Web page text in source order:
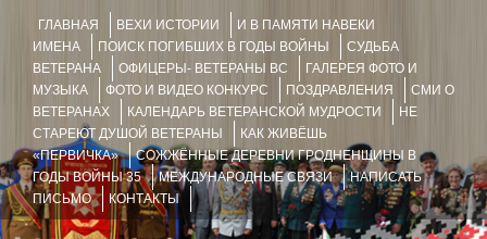
ГЛАВНАЯ ВЕХИ ИСТОРИИ
И В ПАМЯТИ НАВЕКИ
ИМЕНА
ПОИСК ПОГИБШИХ В ГОДЫ ВОЙНЫ
СУДЬБА
ВЕТЕРАНА
ОФИЦЕРЫ- ВЕТЕРАНЫ ВС
ГАЛЕРЕЯ ФОТО И
МУЗЫКА
ФОТО И ВИДЕО КОНКУРС ПОЗДРАВЛЕНИЯ
СМИ О
ВЕТЕРАНАХ
КАЛЕНДАРЬ ВЕТЕРАНСКОЙ МУДРОСТИ
НЕ
СТАРЕЮТ ДУШОЙ ВЕТЕРАНЫ
КАК ЖИВЁШЬ
«ПЕРВИЧКА»
СОЖЖЁННЫЕ ДЕРЕВНИ ГРОДНЕНЩИНЫ В
ГОДЫ ВОЙНЫ 35
МЕЖДУНАРОДНЫЕ СВЯЗИ
НАПИСАТЬ
ПИСЬМО
КОНТАКТЫ